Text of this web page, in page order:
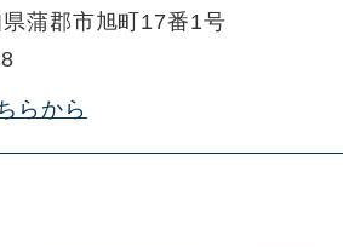
蒲郡市旭町17番1号
らから